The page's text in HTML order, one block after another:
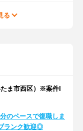
る
ま市西区）※案件I
のペースで復職しま
ランク歓迎◎